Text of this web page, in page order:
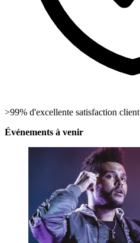
>99% d'excellente satisfaction client
Événements à venir